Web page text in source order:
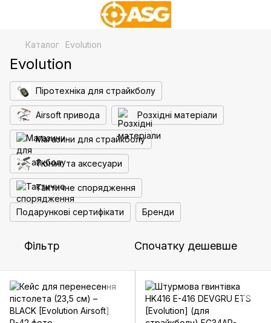
Каталог Evolution
Evolution
Піротехніка для страйкболу
Airsoft привода Розхідні матеріали
Магазини для страйкболу
Тюнінг та аксесуари
Тактичне спорядження
Подарункові сертифікати Бренди
Фільтр Спочатку дешевше